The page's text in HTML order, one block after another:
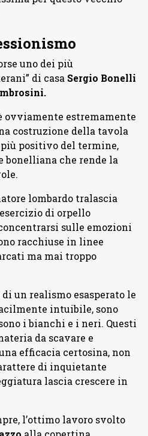
uno dei più
di casa Sergio Bonelli
ovviamente estremamente
costruzione della tavola
positivo del termine,
bonelliana che rende la
lombardo tralascia
di orpello
sulle emozioni
racchiuse in linee
ma mai troppo
un realismo esasperato le
intuibile, sono
i bianchi e i neri. Questi
da scavare e
efficacia certosina, non
di inquietante
lascia crescere in
l’ottimo lavoro svolto